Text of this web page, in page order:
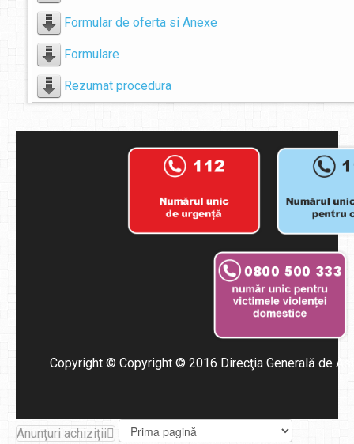
Formular de oferta si Anexe
Formulare
Rezumat procedura
Copyright © Copyright © 2016 Direcţia Generală de
Anunțuri achiziții